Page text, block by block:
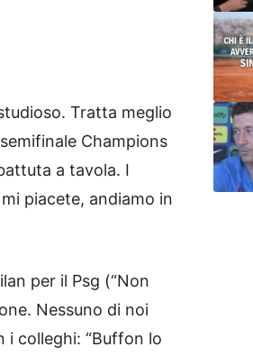
Tratta meglio
Champions
a tavola. I
piacete, andiamo in
per il Psg (“Non
Nessuno di noi
i colleghi: “Buffon lo